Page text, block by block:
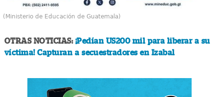
(Ministerio de Educación de Guatemala)
OTRAS NOTICIAS: ¡Pedían US200 mil para liberar a su
víctima! Capturan a secuestradores en Izabal